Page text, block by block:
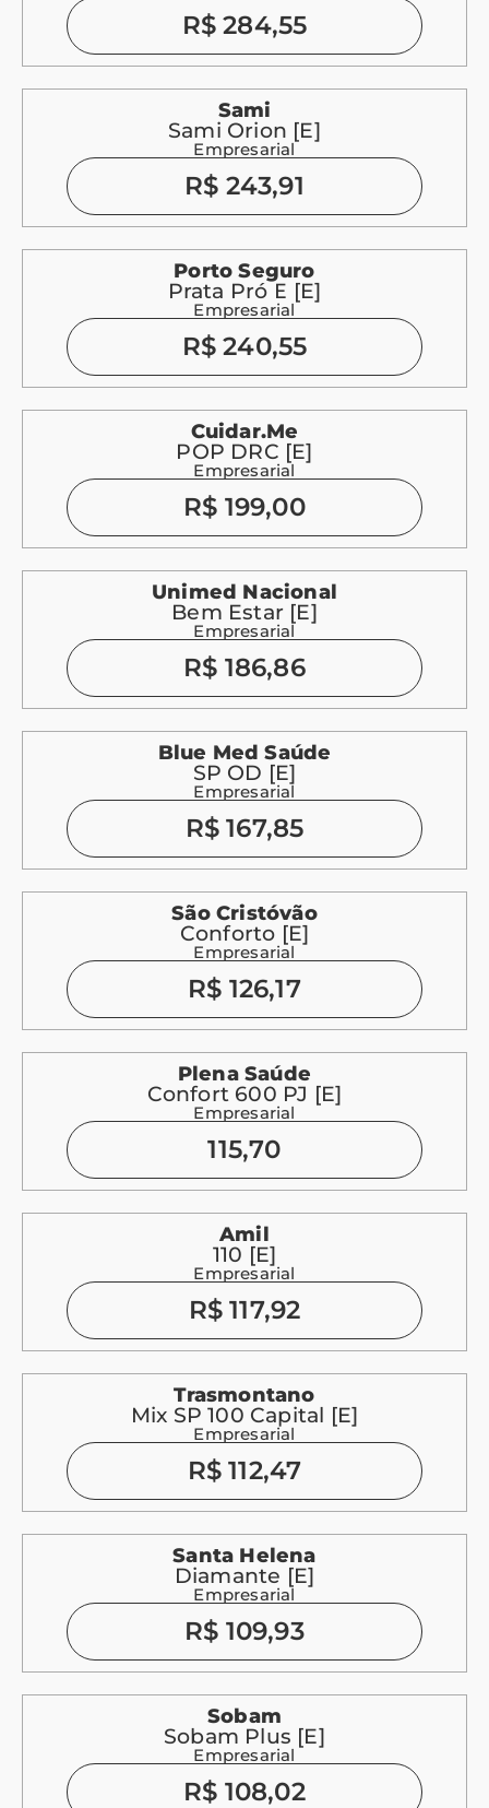
R$ 284,55
Sami
Sami Orion [E]
Empresarial
R$ 243,91
Porto Seguro
Prata Pró E [E]
Empresarial
R$ 240,55
Cuidar.me
POP DRC [E]
Empresarial
R$ 199,00
Unimed Nacional
Bem Estar [E]
Empresarial
R$ 186,86
Blue Med Saúde
SP OD [E]
Empresarial
R$ 167,85
São Cristóvão
Conforto [E]
Empresarial
R$ 126,17
Plena Saúde
Confort 600 PJ [E]
Empresarial
115,70
Amil
110 [E]
Empresarial
R$ 117,92
Trasmontano
Mix SP 100 Capital [E]
Empresarial
R$ 112,47
Santa Helena
Diamante [E]
Empresarial
R$ 109,93
Sobam
Sobam Plus [E]
Empresarial
R$ 108,02